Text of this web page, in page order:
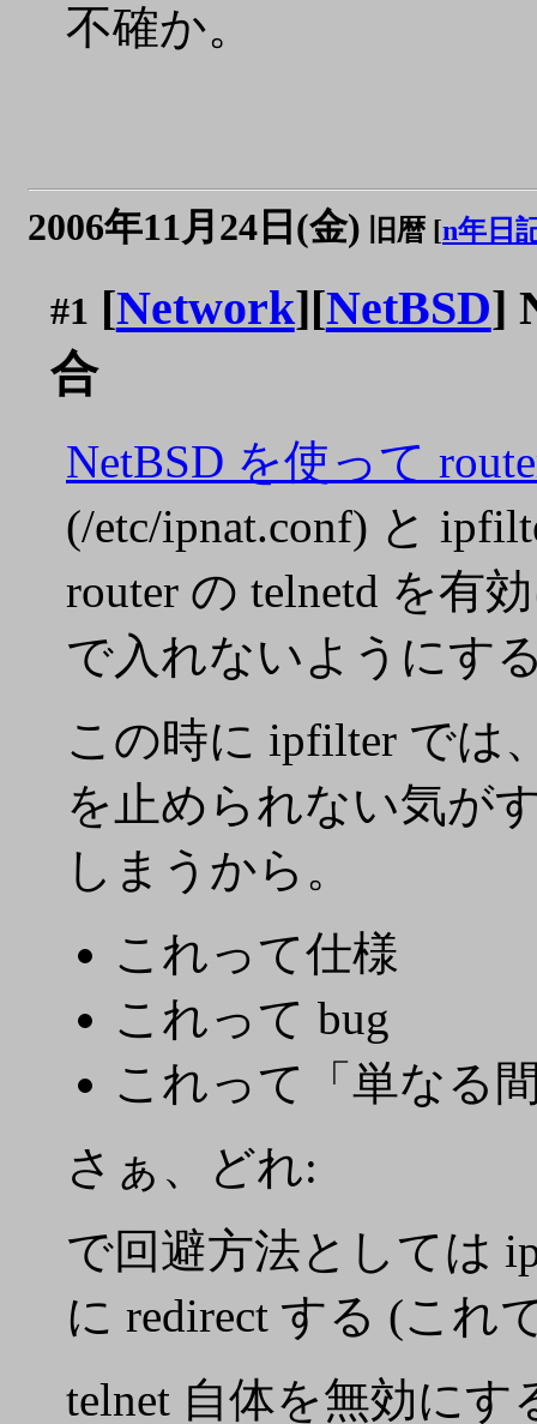
不確か。
2006年11月24日(金) 旧暦 [n年日
#1 [Network][NetBSD]
合
NetBSD を使って
(/etc/ipnat.conf) と
router の telnetd を有
で入れないようにす
この時に ipfilter では
を止められない気が
しまうから。
これって仕様
これって bug
これって「単なる
さぁ、どれ:
で回避方法としては
に redirect する (これ
telnet 自体を無効に